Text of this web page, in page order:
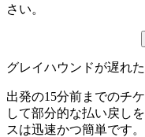
さい。
グレイハウンドが遅れ
出発の15分前までのチ
して部分的な払い戻し
スは迅速かつ簡単です。